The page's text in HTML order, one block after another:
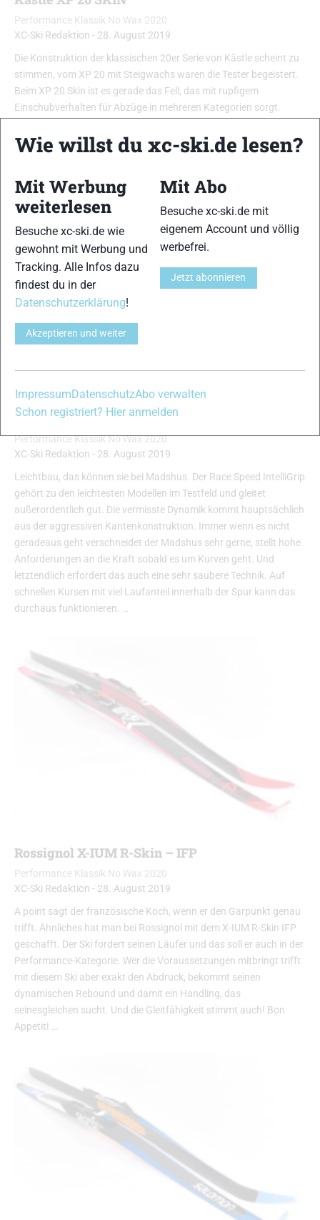
Performance Klassik No Wax 2020
XC-Ski Redaktion - 28. August 2019
Die Konstruktion der klassischen 20er Serie von Kästle scheint zu
stimmen, vom XP 20 mit Steigwachs waren die Tester begeistert.
Beim XP 20 Skin ist es gerade das Fell, das mit rupfigem
Einschubverhalten für Abzüge in mehreren Kategorien sorgt.
besserer Steighilfe wäre locker ein Platz ganz vorne möglich.
Bergauf geht es dagegen sicher und flott, daher darf ruhig von
Madshus Race Speed IntelliGrip
Performance Klassik No Wax 2020
XC-Ski Redaktion - 28. August 2019
Leichtbau, das können sie bei Madshus. Der Race Speed IntelliGrip
gehört zu den leichtesten Modellen im Testfeld und gleitet
außerordentlich gut. Die vermisste Dynamik kommt hauptsächlich
aus der aggressiven Kantenkonstruktion. Immer wenn es nicht
geradeaus geht verschneidet der Madshus sehr gerne, stellt hohe
Anforderungen an die Kraft sobald es um Kurven geht. Und
letztendlich erfordert das auch eine sehr saubere Technik. Auf
schnellen Kursen mit viel Laufanteil innerhalb der Spur kann das
durchaus funktionieren. …
Rossignol X-IUM R-Skin – IFP
Performance Klassik No Wax 2020
XC-Ski Redaktion - 28. August 2019
A point sagt der französische Koch, wenn er den Garpunkt genau
trifft. Ähnliches hat man bei Rossignol mit dem X-IUM R-Skin IFP
geschafft. Der Ski fordert seinen Läufer und das soll er auch in der
Performance-Kategorie. Wer die Voraussetzungen mitbringt trifft
mit diesem Ski aber exakt den Abdruck, bekommt seinen
dynamischen Rebound und damit ein Handling, das
seinesgleichen sucht. Und die Gleitfähigkeit stimmt auch! Bon
Appetit! …
Wie willst du xc-ski.de lesen?
Mit Werbung
weiterlesen
Besuche xc-ski.de wie
gewohnt mit Werbung und
Tracking. Alle Infos dazu
findest du in der
Datenschutzerklärung!
Akzeptieren und weiter
Mit Abo
Besuche xc-ski.de mit
eigenem Account und völlig
werbefrei.
Jetzt abonnieren
Impressum DatenschutzAbo verwalten
Schon registriert? Hier anmelden